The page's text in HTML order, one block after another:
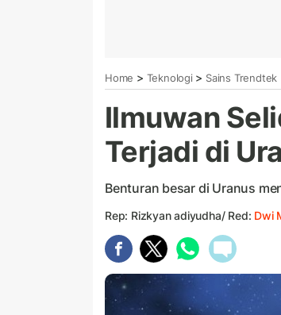
Home > Teknologi > Sains Trendtek
Ilmuwan
Terjadi di
Benturan besar di Uranus
Rep: Rizkyan adiyudha/ Red: Dwi